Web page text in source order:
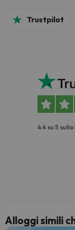
Trustpilot
4.4 su 5
Alloggi simili